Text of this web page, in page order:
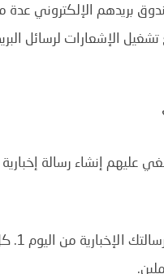
بريدهم الإلكتروني عدة
الإشعارات لرسائل
عليهم إنشاء رسالة
حتى لو كنت قد بدأت